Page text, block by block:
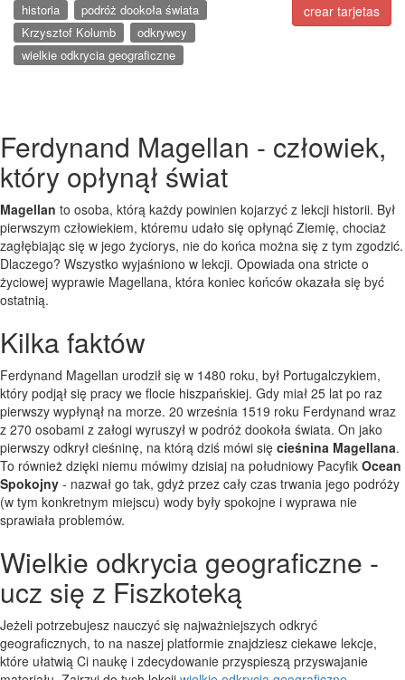
crear tarjetas
historia
podróż dookoła świata
Krzysztof Kolumb
odkrywcy
wielkie odkrycia geograficzne
Ferdynand Magellan - człowiek,
który opłynął świat
Magellan to osoba, którą każdy powinien kojarzyć z lekcji historii. Był
pierwszym człowiekiem, któremu udało się opłynąć Ziemię, chociaż
zagłębiając się w jego życiorys, nie do końca można się z tym zgodzić.
Dlaczego? Wszystko wyjaśniono w lekcji. Opowiada ona stricte o
życiowej wyprawie Magellana, która koniec końców okazała się być
ostatnią.
Kilka faktów
Ferdynand Magellan urodził się w 1480 roku, był Portugalczykiem,
który podjął się pracy we flocie hiszpańskiej. Gdy miał 25 lat po raz
pierwszy wypłynął na morze. 20 września 1519 roku Ferdynand wraz
z 270 osobami z załogi wyruszył w podróż dookoła świata. On jako
pierwszy odkrył cieśninę, na którą dziś mówi się cieśnina Magellana.
To również dzięki niemu mówimy dzisiaj na południowy Pacyfik Ocean
Spokojny - nazwał go tak, gdyż przez cały czas trwania jego podróży
(w tym konkretnym miejscu) wody były spokojne i wyprawa nie
sprawiała problemów.
Wielkie odkrycia geograficzne -
ucz się z Fiszkoteką
Jeżeli potrzebujesz nauczyć się najważniejszych odkryć
geograficznych, to na naszej platformie znajdziesz ciekawe lekcje,
które ułatwią Ci naukę i zdecydowanie przyspieszą przyswajanie